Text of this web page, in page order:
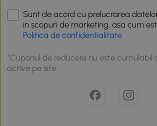
Sunt de acord cu prelucrarea
in scopuri de marketing, asa cum
Politica de confidentialitate
*Cuponul de reducere nu este cumulabil
active pe site